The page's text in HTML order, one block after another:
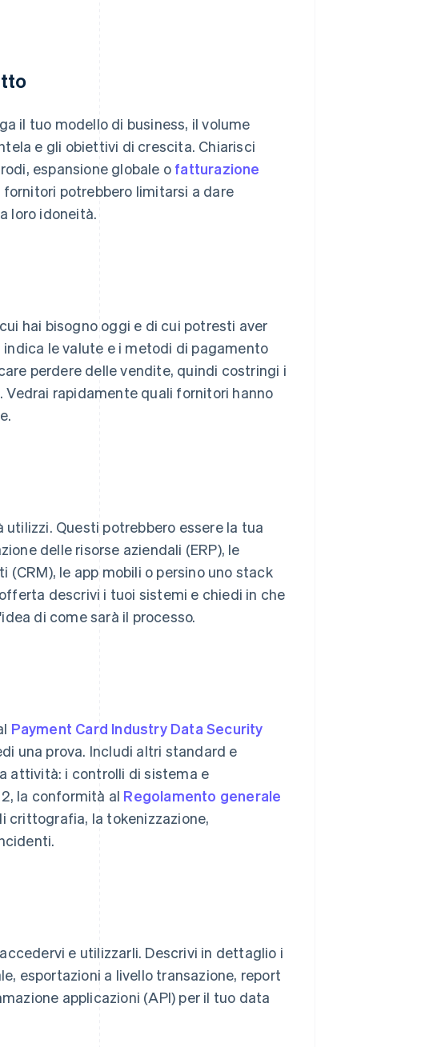
il tuo modello di business, il volume
e gli obiettivi di crescita. Chiarisci
espansione globale o fatturazione
potrebbero limitarsi a dare
loro idoneità.
hai bisogno oggi e di cui potresti aver
le valute e i metodi di pagamento
perdere delle vendite, quindi costringi i
rapidamente quali fornitori hanno
Questi potrebbero essere la tua
delle risorse aziendali (ERP), le
le app mobili o persino uno stack
descrivi i tuoi sistemi e chiedi in che
di come sarà il processo.
Payment Card Industry Data Security
una prova. Includi altri standard e
attività: i controlli di sistema e
2, la conformità al Regolamento generale
crittografia, la tokenizzazione,
e utilizzarli. Descrivi in dettaglio i
esportazioni a livello transazione, report
applicazioni (API) per il tuo data